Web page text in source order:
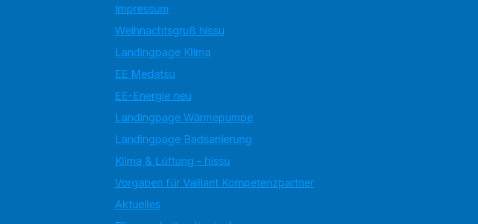
Impressum
Weihnachtsgruß hissu
Landingpage Klima
EE Medatsu
EE-Energie neu
Landingpage Wärmepumpe
Landingpage Badsanierung
Klima & Lüftung - hissu
Vorgaben für Vaillant Kompetenzpartner
Aktuelles